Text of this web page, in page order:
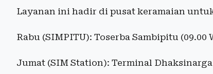
Layanan ini hadir di pusat keramaian
Rabu (SIMPITU): Toserba Sambipitu (09.00
Jumat (SIM Station): Terminal Dhaksinarga